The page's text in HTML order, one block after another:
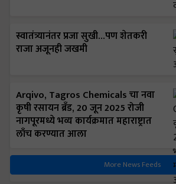
स्वातंत्र्यानंतर प्रजा सुखी…पण शेतकरी
राजा अजूनही जखमी
Arqivo, Tagros Chemicals चा नवा
कृषी रसायन ब्रँड, 20 जून 2025 रोजी
नागपूरमध्ये भव्य कार्यक्रमात महाराष्ट्रात
लाँच करण्यात आला
More News Feeds